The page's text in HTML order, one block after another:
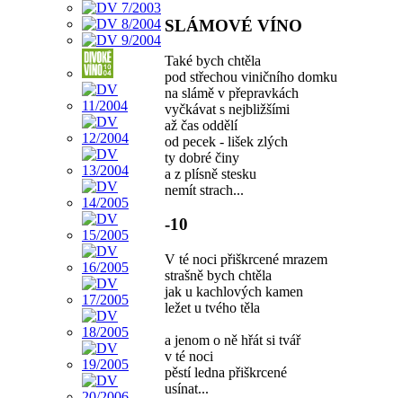
SLÁMOVÉ VÍNO
Také bych chtěla
pod střechou viničního domku
na slámě v přepravkách
vyčkávat s nejbližšími
až čas oddělí
od pecek - lišek zlých
ty dobré činy
a z plísně stesku
nemít strach...
-10
V té noci přiškrcené mrazem
strašně bych chtěla
jak u kachlových kamen
ležet u tvého těla
a jenom o ně hřát si tvář
v té noci
pěstí ledna přiškrcené
usínat...